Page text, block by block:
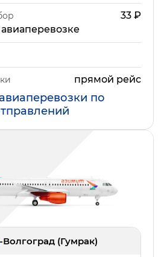
33₽
прямой рейс
по
-Волгоград (Гумрак)